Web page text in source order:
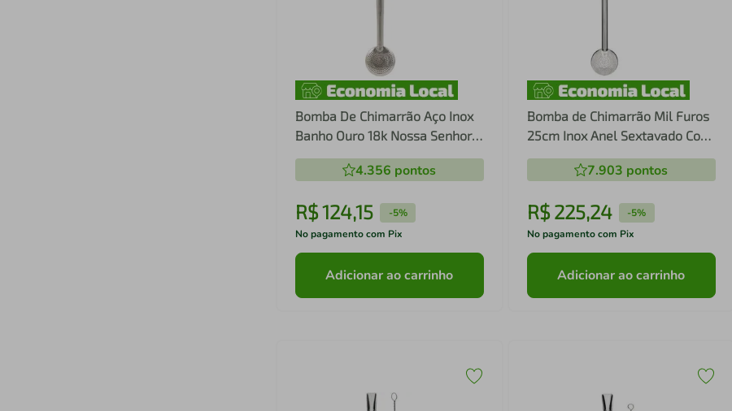
Bomba De Chimarrão Aço Inox
Banho Ouro 18k Nossa Senhora
Aparecida
4.356 pontos
R$124,15 -5%
No pagamento com Pix
Adicionar ao carrinho
Bomba de Chimarrão Mil Furos
25cm Inox Anel Sextavado Com
Rosca Bojo Banho de Ouro
Escovinha7.903 pontos
R$ 225,24 -5%
No pagamento com Pix
Adicionar ao carrinho